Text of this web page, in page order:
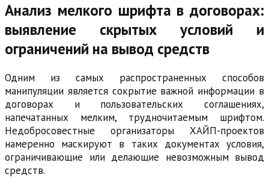
Анализ мелкого шрифта в договорах:
выявление скрытых условий и
ограничений на вывод средств
Одним из самых распространенных способов
манипуляции является сокрытие важной информации в
договорах и пользовательских соглашениях,
напечатанных мелким, трудночитаемым шрифтом.
Недобросовестные организаторы ХАЙП-проектов
намеренно маскируют в таких документах условия,
ограничивающие или делающие невозможным вывод
средств.